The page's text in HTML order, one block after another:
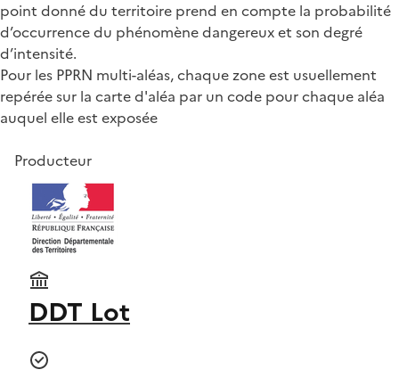
point donné du territoire prend en compte la probabilité
d’occurrence du phénomène dangereux et son degré
d’intensité.
Pour les PPRN multi-aléas, chaque zone est usuellement
repérée sur la carte d'aléa par un code pour chaque aléa
auquel elle est exposée
Producteur
DDT Lot